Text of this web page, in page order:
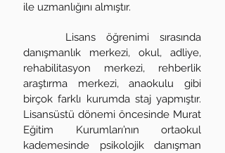
ile uzmanlığını almıştır.
Lisans öğrenimi sırasında
danışmanlık merkezi, okul, adliye,
rehabilitasyon merkezi, rehberlik
araştırma merkezi, anaokulu gibi
birçok farklı kurumda staj yapmıştır.
Lisansüstü dönemi öncesinde Murat
Eğitim Kurumları’nın ortaokul
kademesinde psikolojik danışman